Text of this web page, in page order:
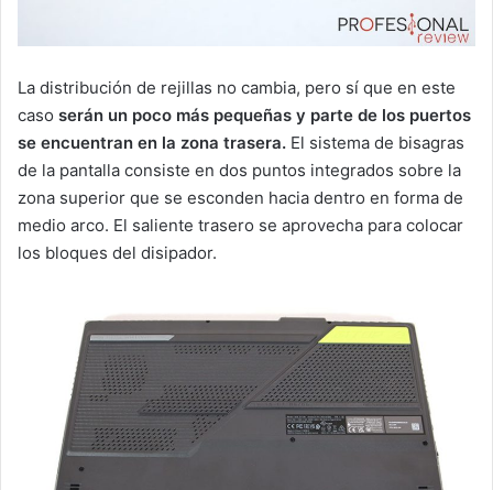
La distribución de rejillas no cambia, pero sí que en este
caso serán un poco más pequeñas y parte de los puertos
se encuentran en la zona trasera. El sistema de bisagras
de la pantalla consiste en dos puntos integrados sobre la
zona superior que se esconden hacia dentro en forma de
medio arco. El saliente trasero se aprovecha para colocar
los bloques del disipador.